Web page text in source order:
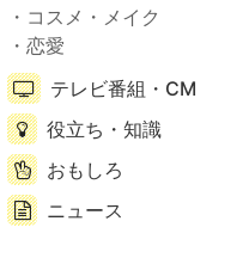
コスメ・メイク
恋愛
テレビ番組・CM
役立ち・知識
おもしろ
ニュース